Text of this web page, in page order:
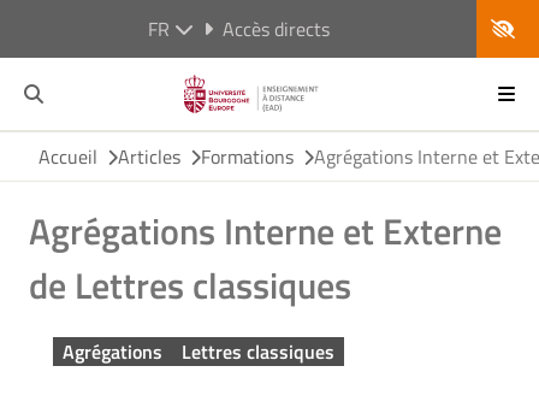
FR Accès directs
Accueil Articles Formations Agrégations Interne et
Agrégations Interne et Externe
de Lettres classiques
Agrégations Lettres classiques